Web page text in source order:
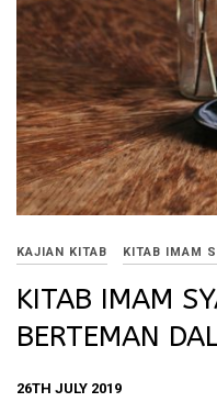
KAJIAN KITAB KITAB IMAM
KITAB IMAM
BERTEMAN
26TH JULY 2019